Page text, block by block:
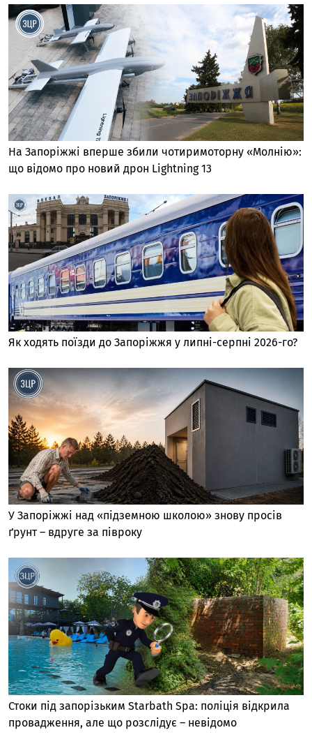
На Запоріжжі вперше збили чотиримоторну «Молнію»:
що відомо про новий дрон Lightning 13
Як ходять поїзди до Запоріжжя у липні-серпні 2026-го?
У Запоріжжі над «підземною школою» знову просів
ґрунт – вдруге за півроку
Стоки під запорізьким Starbath Spa: поліція відкрила
провадження, але що розслідує – невідомо